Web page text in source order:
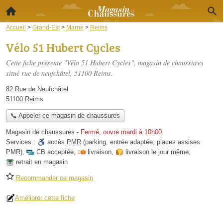
Accueil > Grand-Est > Marne > Reims
Vélo 51 Hubert Cycles
Cette fiche présente "Vélo 51 Hubert Cycles", magasin de chaussures
situé rue de neufchâtel, 51100 Reims.
82 Rue de Neufchâtel
51100 Reims
📞 Appeler ce magasin de chaussures
Magasin de chaussures - Fermé, ouvre mardi à 10h00
Services :
accès PMR (parking, entrée adaptée, places assises
PMR), CB acceptée, livraison, livraison le jour même,
retrait en magasin
Recommander ce magasin
Améliorer cette fiche